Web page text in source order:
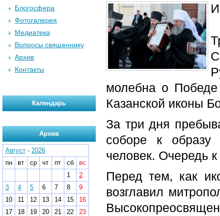
молебна о Победе
Казанской иконы
За три дня
соборе к
человек. Очередь
Перед тем, как
возглавил
Блогосфера
Фотогалерея
Медиатека
Вопросы священнику
Архив
Контакты
Календарь
Архив
Август - 2026
пн
вт ср чт пт сб
вс
1
2
3
4 5 6 7 8
9
10
11 12 13 14 15
16
17
18 19 20 21 22
23